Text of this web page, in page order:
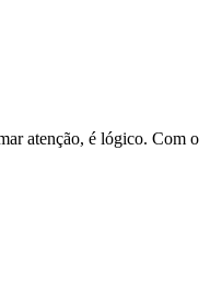
atenção, é lógico. Com o